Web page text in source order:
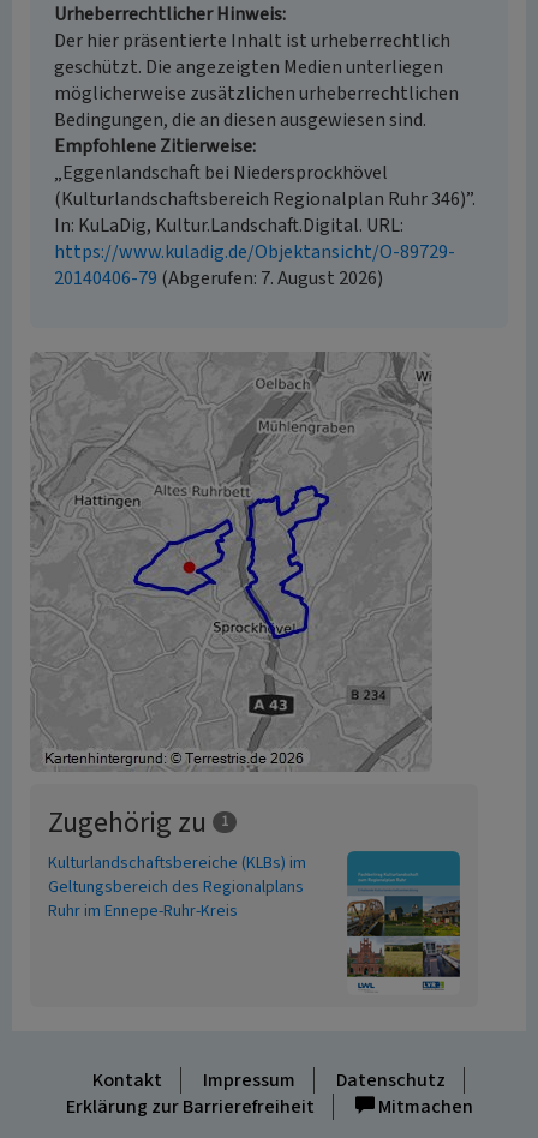
Urheberrechtlicher Hinweis
Der hier präsentierte Inhalt ist urheberrechtlich
geschützt. Die angezeigten Medien unterliegen
möglicherweise zusätzlichen urheberrechtlichen
Bedingungen, die an diesen ausgewiesen sind.
Empfohlene Zitierweise
„Eggenlandschaft bei Niedersprockhövel
(Kulturlandschaftsbereich Regionalplan Ruhr 346)”.
In: KuLaDig, Kultur.Landschaft.Digital. URL:
https://www.kuladig.de/Objektansicht/O-89729-
20140406-79 (Abgerufen: 7. August 2026)
Zugehörig zu 1
Kulturlandschaftsbereiche (KLBs) im
Geltungsbereich des Regionalplans
Ruhr im Ennepe-Ruhr-Kreis
Kontakt Impressum
Datenschutz
Erklärung zur Barrierefreiheit
Mitmachen